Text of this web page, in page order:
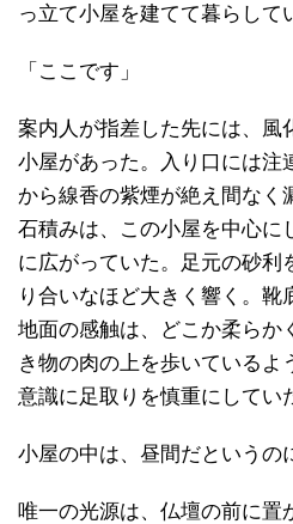
っ立て小屋を建てて暮らして
「ここです」
案内人が指差した先には、風
小屋があった。入り口には注
から線香の紫煙が絶え間なく
石積みは、この小屋を中心に
に広がっていた。足元の砂利
り合いなほど大きく響く。靴
地面の感触は、どこか柔らか
き物の肉の上を歩いているよ
意識に足取りを慎重にしてい
小屋の中は、昼間だというの
唯一の光源は、仏壇の前に置